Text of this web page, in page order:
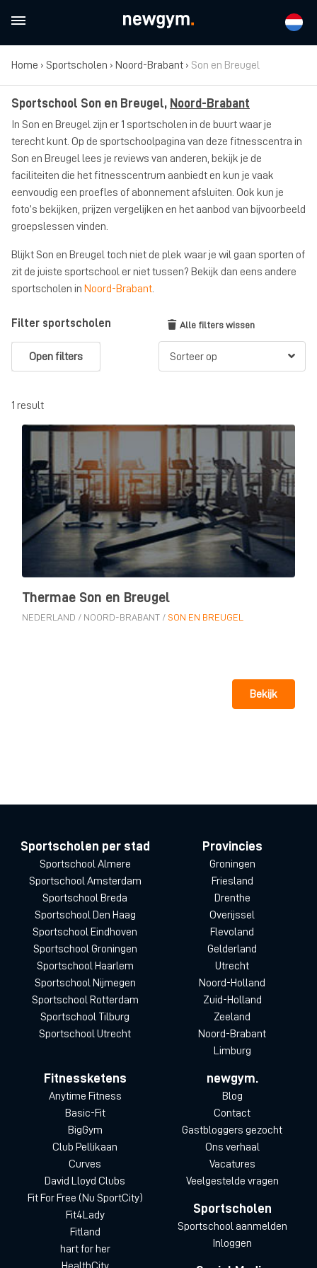
Home › Sportscholen › Noord-Brabant › Son en Breugel
Sportschool Son en Breugel, Noord-Brabant
In Son en Breugel zijn er 1 sportscholen in de buurt waar je
terecht kunt. Op de sportschoolpagina van deze fitnesscentra in
Son en Breugel lees je reviews van anderen, bekijk je de
faciliteiten die het fitnesscentrum aanbiedt en kun je vaak
eenvoudig een proefles of abonnement afsluiten. Ook kun je
foto’s bekijken, prijzen vergelijken en het aanbod van bijvoorbeeld
groepslessen vinden.
Blijkt Son en Breugel toch niet de plek waar je wil gaan sporten of
zit de juiste sportschool er niet tussen? Bekijk dan eens andere
sportscholen in Noord-Brabant
Filter sportscholen
Open filters
Alle filters wissen
1 result
Thermae Son en Breugel
NEDERLAND / NOORD-BRABANT / SON EN BREUGEL
Bekijk
Sportscholen per stad
Sportschool Almere
Sportschool Amsterdam
Sportschool Breda
Sportschool Den Haag
Sportschool Eindhoven
Sportschool Groningen
Sportschool Haarlem
Sportschool Nijmegen
Sportschool Rotterdam
Sportschool Tilburg
Sportschool Utrecht
Provincies
Groningen
Friesland
Drenthe
Overijssel
Flevoland
Gelderland
Utrecht
Noord-Holland
Zuid-Holland
Zeeland
Noord-Brabant
Limburg
Fitnessketens
Anytime Fitness
Basic-Fit
BigGym
Club Pellikaan
Curves
David Lloyd Clubs
Fit For Free (Nu SportCity)
Fit4Lady
Fitland
hart for her
newgym.
Blog
Contact
Gastbloggers gezocht
Ons verhaal
Vacatures
Veelgestelde vragen
Sportscholen
Sportschool aanmelden
Inloggen